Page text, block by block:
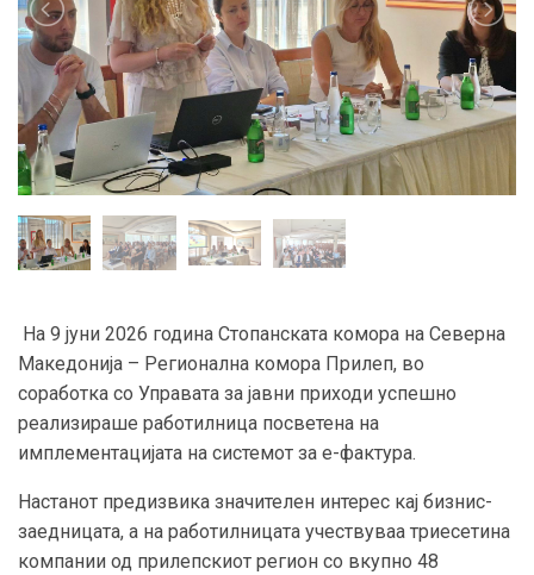
На 9 јуни 2026 година Стопанската комора на Северна
Македонија – Регионална комора Прилеп, во
соработка со Управата за јавни приходи успешно
реализираше работилница посветена на
имплементацијата на системот за е-фактура.
Настанот предизвика значителен интерес кај бизнис-
заедницата, а на работилницата учествуваа триесетина
компании од прилепскиот регион со вкупно 48